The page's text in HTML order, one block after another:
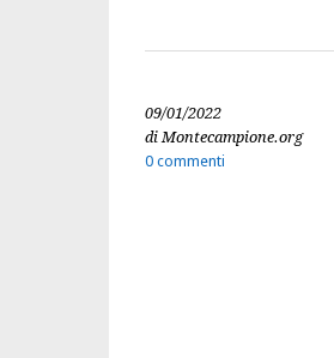
09/01/2022
di Montecampione.org
0 commenti